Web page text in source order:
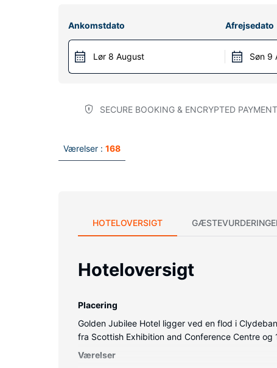
Ankomstdato
Lør 8 August
Afrejsedato
Søn 9
SECURE BOOKING & ENCRYPTED
Værelser : 168
HOTELOVERSIGT
Hoteloversigt
Placering
Golden Jubilee Hotel ligger ved en flod i
fra Scottish Exhibition and Conference Centre og
Værelser